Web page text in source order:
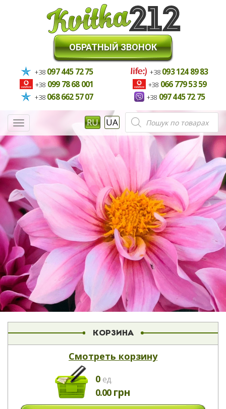
ОБРАТНЫЙ ЗВОНОК
+38 097 445 72 75 +38 093 124 89 83
+38 099 78 68 001 +38 066 779 53 59
+38 068 662 57 07 +38 097 445 72 75
Меню RU UA Поиск
товаров
КОРЗИНА
Смотреть корзину
0eд.
0.00 грн